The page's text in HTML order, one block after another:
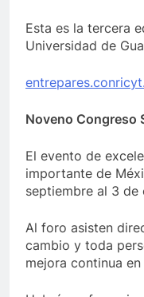
Esta es la tercera
Universidad de
Noveno Congreso
El evento de
importante de
septiembre al 3 de
Al foro asisten
cambio y toda
mejora continua